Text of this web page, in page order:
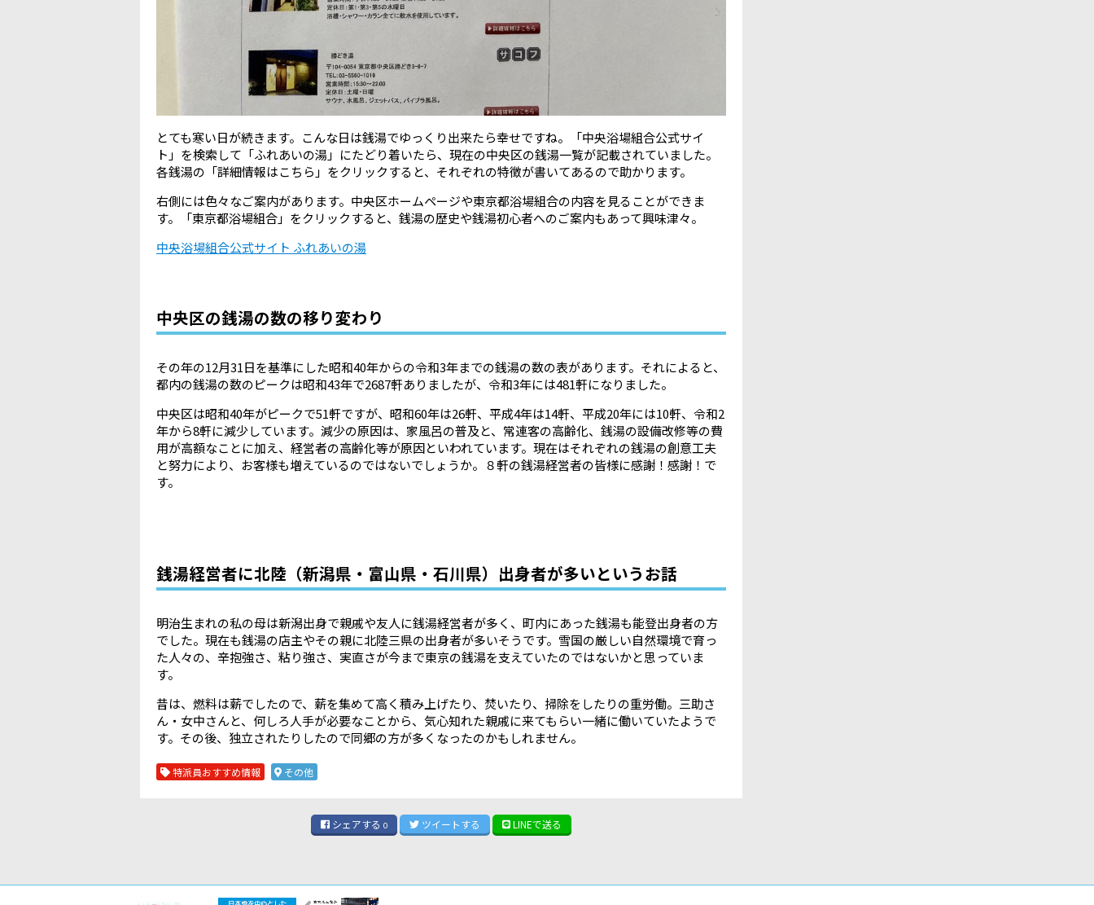
とても寒い日が続きます。こんな日は銭湯でゆっくり出来たら幸せですね。「中央浴場組合公式サイ
ト」を検索して「ふれあいの湯」にたどり着いたら、現在の中央区の銭湯一覧が記載されていました。
各銭湯の「詳細情報はこちら」をクリックすると、それぞれの特徴が書いてあるので助かります。
右側には色々なご案内があります。中央区ホームページや東京都浴場組合の内容を見ることができま
す。「東京都浴場組合」をクリックすると、銭湯の歴史や銭湯初心者へのご案内もあって興味津々。
中央浴場組合公式サイト ふれあいの湯
中央区の銭湯の数の移り変わり
その年の12月31日を基準にした昭和40年からの令和3年までの銭湯の数の表があります。それによると、
都内の銭湯の数のピークは昭和43年で2687軒ありましたが、令和3年には481軒になりました。
中央区は昭和40年がピークで51軒ですが、昭和60年は26軒、平成4年は14軒、平成20年には10軒、令和2
年から8軒に減少しています。減少の原因は、家風呂の普及と、常連客の高齢化、銭湯の設備改修等の費
用が高額なことに加え、経営者の高齢化等が原因といわれています。現在はそれぞれの銭湯の創意工夫
と努力により、お客様も増えているのではないでしょうか。８軒の銭湯経営者の皆様に感謝！感謝！で
す。
銭湯経営者に北陸（新潟県・富山県・石川県）出身者が多いというお話
明治生まれの私の母は新潟出身で親戚や友人に銭湯経営者が多く、町内にあった銭湯も能登出身者の方
でした。現在も銭湯の店主やその親に北陸三県の出身者が多いそうです。雪国の厳しい自然環境で育っ
た人々の、辛抱強さ、粘り強さ、実直さが今まで東京の銭湯を支えていたのではないかと思っていま
す。
昔は、燃料は薪でしたので、薪を集めて高く積み上げたり、焚いたり、掃除をしたりの重労働。三助さ
ん・女中さんと、何しろ人手が必要なことから、気心知れた親戚に来てもらい一緒に働いていたようで
す。その後、独立されたりしたので同郷の方が多くなったのかもしれません。
特派員おすすめ情報 その他
シェアする 0 ツイートする LINEで送る